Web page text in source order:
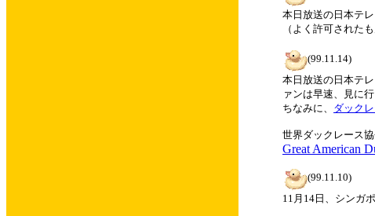
本日放送の日本テレ
（よく許可されたも
(99.11.14)
本日放送の日本テレ
ァンは早速、見に行
ちなみに、 ダック
世界ダックレース
Great American
(99.11.10)
11月14日、シンガ